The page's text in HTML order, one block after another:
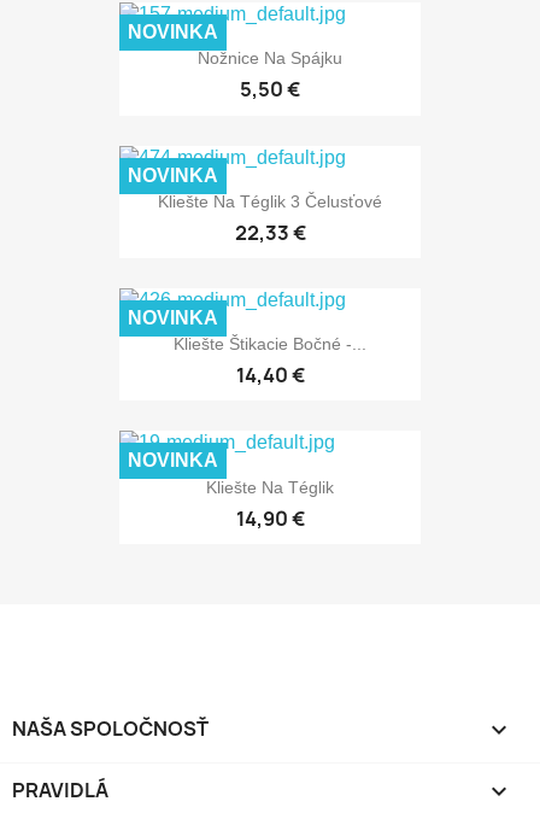
Nožnice Na Spájku
5,50 €
NOVINKA
Kliešte Na Téglik 3 Čelusťové
22,33 €
NOVINKA
Kliešte Štikacie Bočné -...
14,40 €
NOVINKA
Kliešte Na Téglik
14,90 €
NOVINKA
NAŠA SPOLOČNOSŤ 
PRAVIDLÁ 